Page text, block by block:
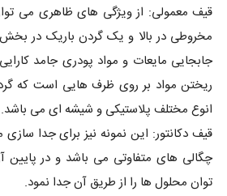
قیف معمولی: از ویژگی های ظاهری می
مخروطی در بالا و یک گردن باریک در بخش
جابجایی مایعات و مواد پودری جامد
ریختن مواد بر روی ظرف هایی است که
انوع مختلف پلاستیکی و شیشه ای می باشد.
قیف دکانتور: این نمونه نیز برای جدا
چگالی های متفاوتی می باشد و در پایین
توان محلول ها را از طریق آن جدا نمود.